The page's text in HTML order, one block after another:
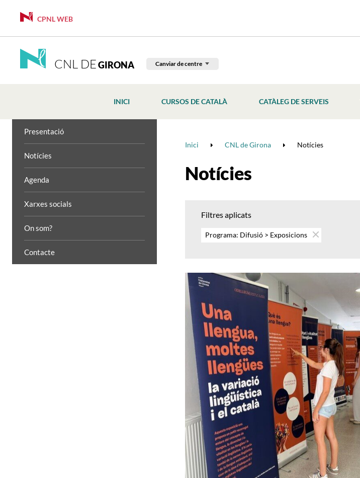
CPNL WEB
CNL DEGIRONA Canviar de centre
INICI CURSOS DE CATALÀ CATÀLEG DE SERVEIS
Presentació
Notícies
Agenda
Xarxes socials
On som?
Contacte
Inici CNL de Girona Notícies
Notícies
Filtres aplicats
Programa: Difusió > Exposicions